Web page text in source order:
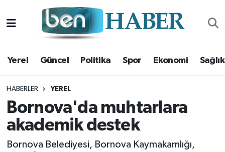
Yerel Güncel Politika Spor Ekonomi Sağlık
HABERLER YEREL
Bornova'da muhtarlara
akademik destek
Bornova Belediyesi, Bornova Kaymakamlığı,
Yerel
Güncel
Politika
Spor
Ekonomi
Hava Durumu
Trafik Durumu
Süper Lig Puan Durumu ve Fikstür
Tüm Manşetler
Son Dakika Haberleri